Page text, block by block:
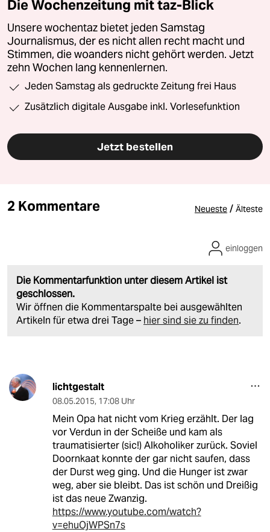
Die Wochenzeitung mit taz-Blick
Unsere wochentaz bietet jeden Samstag
Journalismus, der es nicht allen recht macht und
Stimmen, die woanders nicht gehört werden. Jetzt
zehn Wochen lang kennenlernen.
Jeden Samstag als gedruckte Zeitung frei Haus
Zusätzlich digitale Ausgabe inkl. Vorlesefunktion
Jetzt bestellen
2 Kommentare Neueste / Älteste
Die Kommentarfunktion unter diesem Artikel ist
geschlossen.
Wir öffnen die Kommentarspalte bei ausgewählten
Artikeln für etwa drei Tage – hier sind sie zu finden.
einloggen
lichtgestalt
08.05.2015, 17:08 Uhr
Mein Opa hat nicht vom Krieg erzählt. Der lag
vor Verdun in der Scheiße und kam als
traumatisierter (sic!) Alkoholiker zurück. Soviel
Doornkaat konnte der gar nicht saufen, dass
der Durst weg ging. Und die Hunger ist zwar
weg, aber sie bleibt. Das ist schön und Dreißig
ist das neue Zwanzig.
https://www.youtube.com/watch?
v=ehuOjWPSn7s